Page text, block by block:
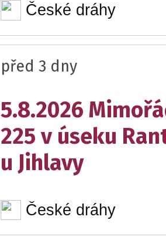
České dráhy
před 3 dny
5.8.2026
225 v úseku
u Jihlavy
České dráhy